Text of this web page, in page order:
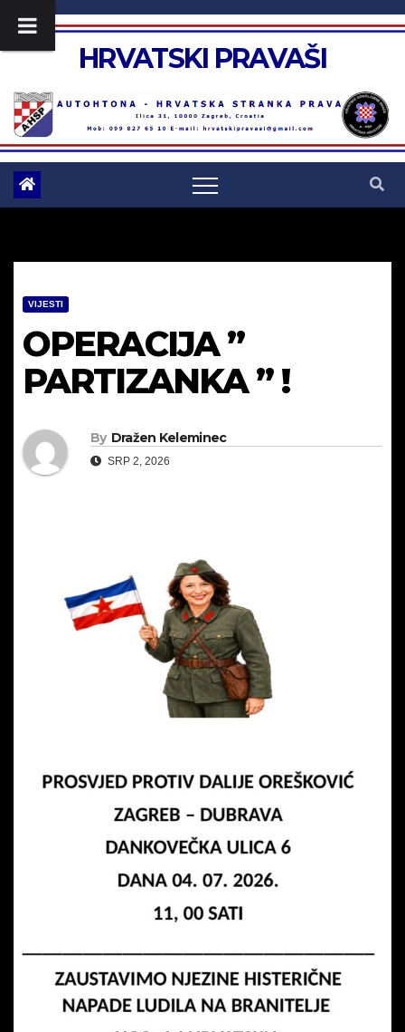
HRVATSKI PRAVAŠI
VIJESTI
OPERACIJA ”
PARTIZANKA ” !
By Dražen Keleminec
SRP 2, 2026